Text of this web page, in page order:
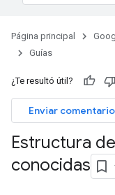
Página principal
Guías
¿Te resultó útil?
Enviar
Estructura
conocidas